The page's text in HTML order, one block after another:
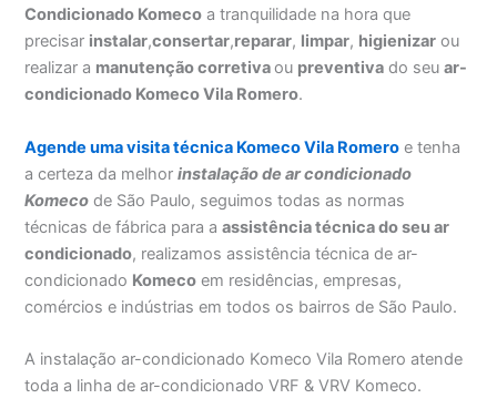
Condicionado Komeco a tranquilidade na hora que
precisar instalar,consertar,reparar, limpar, higienizar ou
realizar a manutenção corretivaou preventiva do seuar-
condicionado Komeco Vila Romero.
Agende uma visita técnica Komeco Vila Romero e tenha
a certeza da melhorinstalaçãode ar condicionado
Komeco de São Paulo, seguimos todas as normas
técnicas de fábrica para aassistência técnica do seu ar
condicionado, realizamos assistência técnica de ar-
condicionado Komeco em residências, empresas,
comércios e indústrias em todos os bairros de São Paulo.
A instalação ar-condicionado Komeco Vila Romero atende
toda a linha de ar-condicionado VRF & VRV Komeco.